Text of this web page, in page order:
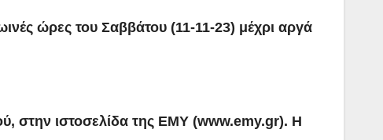
ώρες του Σαββάτου (11-11-23) μέχρι αργά
στην ιστοσελίδα της ΕΜΥ (www.emy.gr). Η